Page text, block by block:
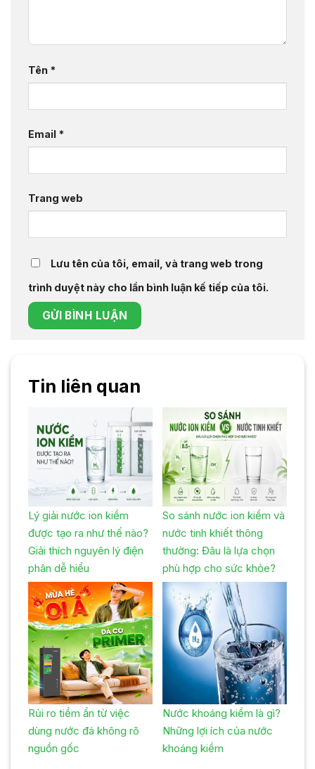
Tên *
Email *
Trang web
Lưu tên của tôi, email, và trang web trong
trình duyệt này cho lần bình luận kế tiếp của tôi.
Tin liên quan
Lý giải nước ion kiềm
được tạo ra như thế nào?
Giải thích nguyên lý điện
phân dễ hiểu
So sánh nước ion kiềm và
nước tinh khiết thông
thường: Đâu là lựa chọn
phù hợp cho sức khỏe?
Rủi ro tiềm ẩn từ việc
dùng nước đá không rõ
nguồn gốc
Nước khoáng kiềm là gì?
Những lợi ích của nước
khoáng kiềm